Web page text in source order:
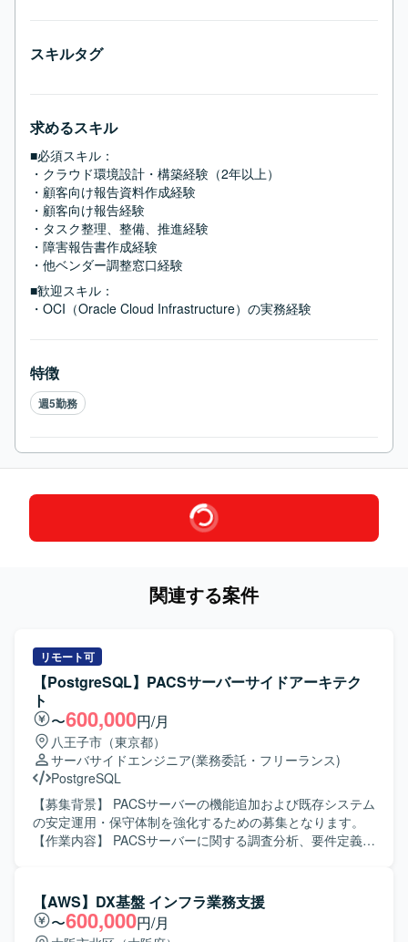
スキルタグ
求めるスキル
■必須スキル：
・クラウド環境設計・構築経験（2年以上）
・顧客向け報告資料作成経験
・顧客向け報告経験
・タスク整理、整備、推進経験
・障害報告書作成経験
・他ベンダー調整窓口経験
■歓迎スキル：
・OCI（Oracle Cloud Infrastructure）の実務経験
特徴
週5勤務
関連する案件
リモート可
【PostgreSQL】PACSサーバーサイドアーキテク
ト
〜600,000円/月
八王子市（東京都）
サーバサイドエンジニア(業務委託・フリーランス)
PostgreSQL
【募集背景】 PACSサーバーの機能追加および既存システム
の安定運用・保守体制を強化するための募集となります。
【作業内容】 PACSサーバーに関する調査分析、要件定義、
てご担当いただきます。 オンプレまたはクラウド環境を前
提としたサーバーサイドアーキテクチャ設計や、非機能要
件（性能・可用性・セキュリティ）を考慮した設計も実施
【AWS】DX基盤 インフラ業務支援
〜600,000円/月